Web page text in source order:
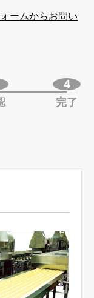
ームからお問い
4
完了